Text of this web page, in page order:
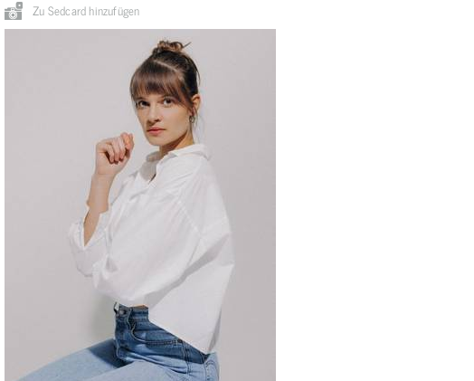
Zu Sedcard hinzufügen